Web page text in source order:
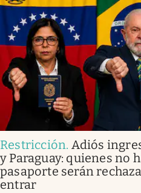
Restricción. Adiós
y Paraguay: quienes no
pasaporte serán
entrar